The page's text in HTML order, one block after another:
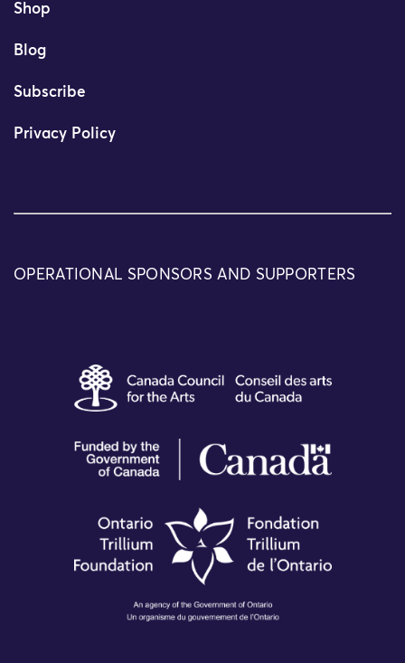
Shop
Blog
Subscribe
Privacy Policy
OPERATIONAL SPONSORS AND SUPPORTERS